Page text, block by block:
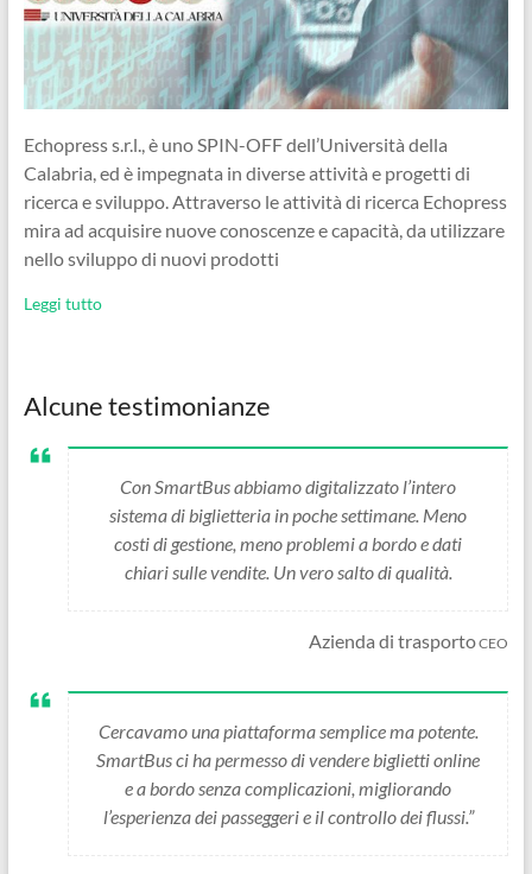
Echopress s.r.l., è uno SPIN-OFF dell’Università della
Calabria, ed è impegnata in diverse attività e progetti di
ricerca e sviluppo. Attraverso le attività di ricerca Echopress
mira ad acquisire nuove conoscenze e capacità, da utilizzare
nello sviluppo di nuovi prodotti
Leggi tutto
Alcune testimonianze
Con SmartBus abbiamo digitalizzato l’intero
sistema di biglietteria in poche settimane. Meno
costi di gestione, meno problemi a bordo e dati
chiari sulle vendite. Un vero salto di qualità.
Azienda di trasportoCEO
Cercavamo una piattaforma semplice ma potente.
SmartBus ci ha permesso di vendere biglietti online
e a bordo senza complicazioni, migliorando
l’esperienza dei passeggeri e il controllo dei flussi.”